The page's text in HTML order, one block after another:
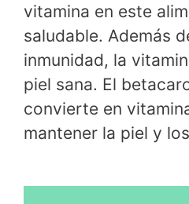
vitamina en este
saludable. Además
inmunidad, la
piel sana. El
convierte en
mantener la piel y